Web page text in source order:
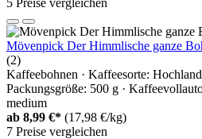
5 Preise vergleichen
Mövenpick Der Himmlische ganze
(2)
Kaffeebohnen · Kaffeesorte:
Packungsgröße: 500 g ·
medium
ab 8,99 €* (17,98 €/kg)
7 Preise vergleichen